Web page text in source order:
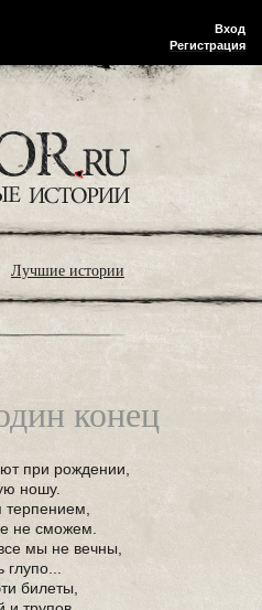
Вход
Регистрация
Лучшие истории
конец
при рождении,
ношу.
терпением,
не сможем.
мы не вечны,
билеты,